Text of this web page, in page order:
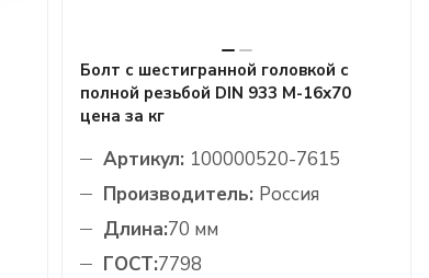
Болт с шестигранной головкой с
полной резьбой DIN 933 М-16х70
цена за кг
Артикул: 100000520-7615
Производитель: Россия
Длина:70 мм
ГОСТ:7798